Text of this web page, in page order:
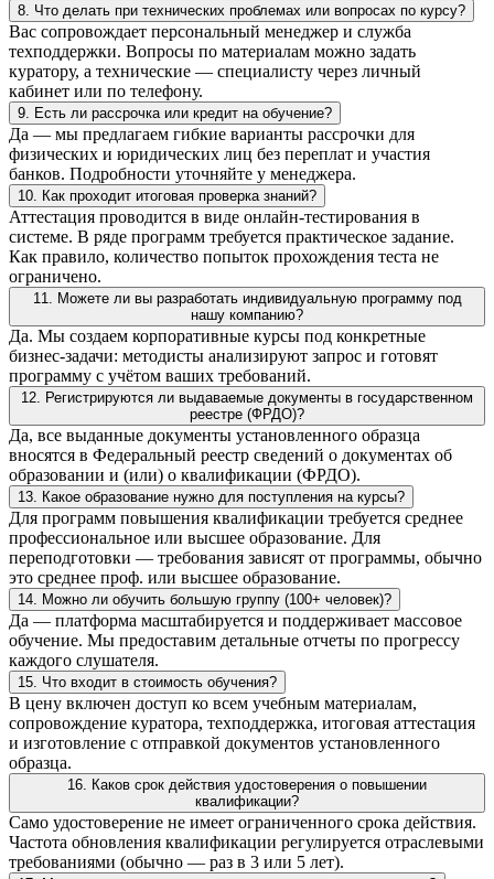
8. Что делать при технических проблемах или вопросах по курсу?
Вас сопровождает персональный менеджер и служба
техподдержки. Вопросы по материалам можно задать
куратору, а технические — специалисту через личный
кабинет или по телефону.
9. Есть ли рассрочка или кредит на обучение?
Да — мы предлагаем гибкие варианты рассрочки для
физических и юридических лиц без переплат и участия
банков. Подробности уточняйте у менеджера.
10. Как проходит итоговая проверка знаний?
Аттестация проводится в виде онлайн-тестирования в
системе. В ряде программ требуется практическое задание.
Как правило, количество попыток прохождения теста не
ограничено.
11. Можете ли вы разработать индивидуальную программу под
нашу компанию?
Да. Мы создаем корпоративные курсы под конкретные
бизнес-задачи: методисты анализируют запрос и готовят
программу с учётом ваших требований.
12. Регистрируются ли выдаваемые документы в государственном
реестре (ФРДО)?
Да, все выданные документы установленного образца
вносятся в Федеральный реестр сведений о документах об
образовании и (или) о квалификации (ФРДО).
13. Какое образование нужно для поступления на курсы?
Для программ повышения квалификации требуется среднее
профессиональное или высшее образование. Для
переподготовки — требования зависят от программы, обычно
это среднее проф. или высшее образование.
14. Можно ли обучить большую группу (100+ человек)?
Да — платформа масштабируется и поддерживает массовое
обучение. Мы предоставим детальные отчеты по прогрессу
каждого слушателя.
15. Что входит в стоимость обучения?
В цену включен доступ ко всем учебным материалам,
сопровождение куратора, техподдержка, итоговая аттестация
и изготовление с отправкой документов установленного
образца.
16. Каков срок действия удостоверения о повышении
квалификации?
Само удостоверение не имеет ограниченного срока действия.
Частота обновления квалификации регулируется отраслевыми
требованиями (обычно — раз в 3 или 5 лет).